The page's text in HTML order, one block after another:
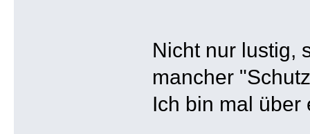
Nicht nur lustig,
mancher
Ich bin mal